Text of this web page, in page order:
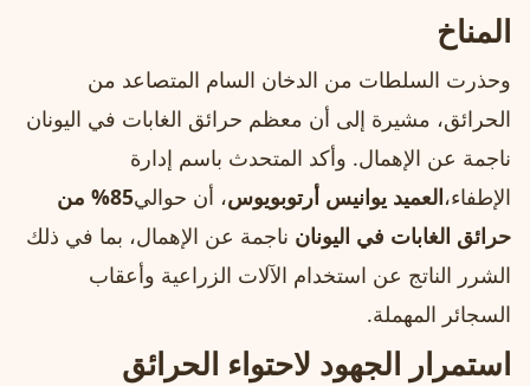
المناخ
وحذرت السلطات من الدخان السام المتصاعد من
الحرائق، مشيرة إلى أن معظم حرائق الغابات في اليونان
ناجمة عن الإهمال. وأكد المتحدث باسم إدارة
الإطفاء،العميد يوانيس أرتوبويوس، أن حوالي
85% من
حرائق الغابات في اليونان ناجمة عن الإهمال، بما في ذلك
الشرر الناتج عن استخدام الآلات الزراعية وأعقاب
السجائر المهملة.
استمرار الجهود لاحتواء الحرائق